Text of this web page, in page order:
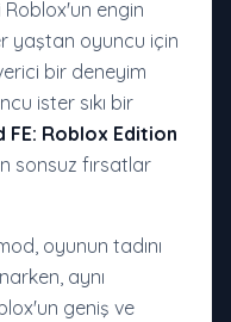
engin
yaştan oyuncu için
bir deneyim
ister sıkı bir
FE: Roblox Edition
sonsuz fırsatlar
oyunun tadını
aynı
geniş ve